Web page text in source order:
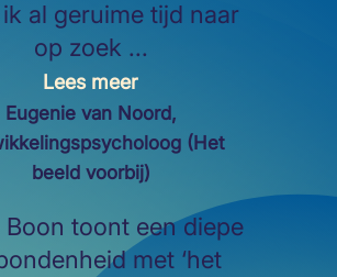
al geruime tijd naar
op zoek ...
Lees meer
Eugenie van Noord,
(Het
beeld voorbij)
Boon toont een diepe
met ‘het